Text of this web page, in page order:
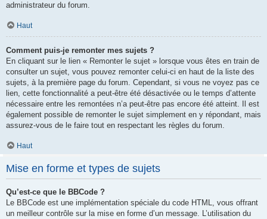
administrateur du forum.
Haut
Comment puis-je remonter mes sujets ?
En cliquant sur le lien « Remonter le sujet » lorsque vous êtes en train de
consulter un sujet, vous pouvez remonter celui-ci en haut de la liste des
sujets, à la première page du forum. Cependant, si vous ne voyez pas ce
lien, cette fonctionnalité a peut-être été désactivée ou le temps d’attente
nécessaire entre les remontées n’a peut-être pas encore été atteint. Il est
également possible de remonter le sujet simplement en y répondant, mais
assurez-vous de le faire tout en respectant les règles du forum.
Haut
Mise en forme et types de sujets
Qu’est-ce que le BBCode ?
Le BBCode est une implémentation spéciale du code HTML, vous offrant
un meilleur contrôle sur la mise en forme d’un message. L’utilisation du